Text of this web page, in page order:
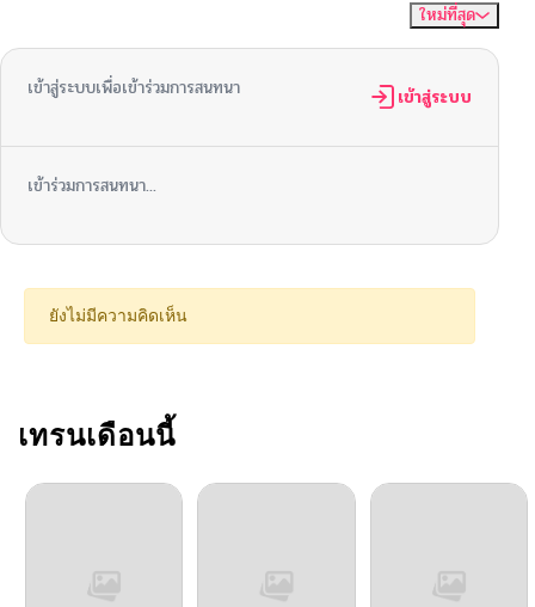
07/30/2025
ตอนที่ 73 07/30/2025
10/25/2024
ตอนที่ 70 10/25/2024
ตอนที่ 68
ตอนที่ 67
ใหม่ที่สุด
เข้าสู่ระบบเพื่อเข้าร่วมการสนทนา เข้าสู่ระบบ
เข้าร่วมการสนทนา...
ยังไม่มีความคิดเห็น
เทรนเดือนนี้